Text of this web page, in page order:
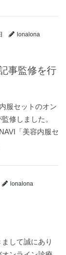
lonalona
事監修を行
服セットのオン
修しました。
「美容内服セ
lonalona
して誠にあり